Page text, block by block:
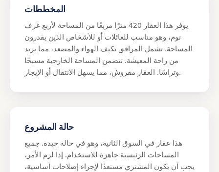
المخططات
يوفر هذا العقار 420 مترًا مربعًا من المساحة لأربع غرف
نوم، وهو مناسب للعائلات أو للأشخاص الذين يقدرون
المساحة. تشمل المرافق تكيف الهواء والمصعد، مما يزيد
من راحة المعيشة. تتضمن المساحة الخارجية مسبحًا
وتراسًا. العقار مفروش، مما يسهل الانتقال أو الإيجار.
حالة المشروع
هذا عقار في السوق الثانية، وهو في حالة جيدة. جميع
المساحات الرئيسية جاهزة للاستخدام. إذا لزم الأمر،
يجب أن يكون المشتري مستعدًا لإجراء إصلاحات أساسية،